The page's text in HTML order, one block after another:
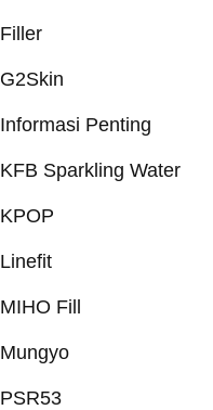
Filler
G2Skin
Informasi Penting
KFB Sparkling Water
KPOP
Linefit
MIHO Fill
Mungyo
PSR53